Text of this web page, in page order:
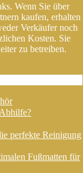
Wenn Sie über
kaufen, erhalten
Verkäufer noch
Kosten. Sie
zu betreiben.
perfekte Reinigung
Fußmatten für